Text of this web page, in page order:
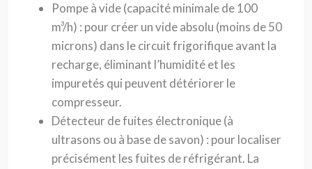
Pompe à vide (capacité minimale de 100
m³/h) : pour créer un vide absolu (moins de 50
microns) dans le circuit frigorifique avant la
recharge, éliminant l’humidité et les
impuretés qui peuvent détériorer le
compresseur.
Détecteur de fuites électronique (à
ultrasons ou à base de savon) : pour localiser
précisément les fuites de réfrigérant. La